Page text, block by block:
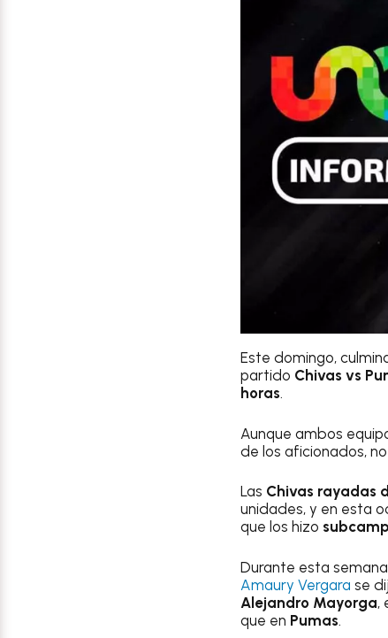
Este domingo,
partido Chivas vs
horas.
Aunque ambos
de los aficionados,
Las Chivas rayadas
unidades, y en esta
que los hizo
Durante esta
Amaury Vergara se
Alejandro Mayorga,
que en Pumas.